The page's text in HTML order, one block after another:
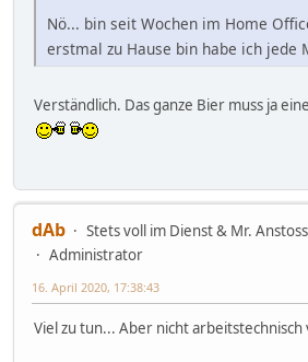
Nö... bin seit Wochen im Home
erstmal zu Hause bin habe ich jede
Verständlich. Das ganze Bier muss ja
dAb
Stets voll im Dienst & Mr.
Administrator
16. April 2020, 17:38:43
Viel zu tun... Aber nicht